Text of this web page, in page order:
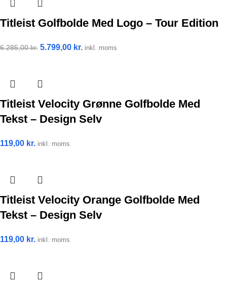
Titleist Golfbolde Med Logo – Tour Edition
6.285,00kr. 5.799,00 kr. inkl. moms
Titleist Velocity Grønne Golfbolde Med
Tekst – Design Selv
119,00 kr. inkl. moms
Titleist Velocity Orange Golfbolde Med
Tekst – Design Selv
119,00 kr. inkl. moms